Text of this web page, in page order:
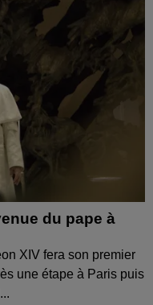
du pape à
XIV fera son premier
une étape à Paris puis